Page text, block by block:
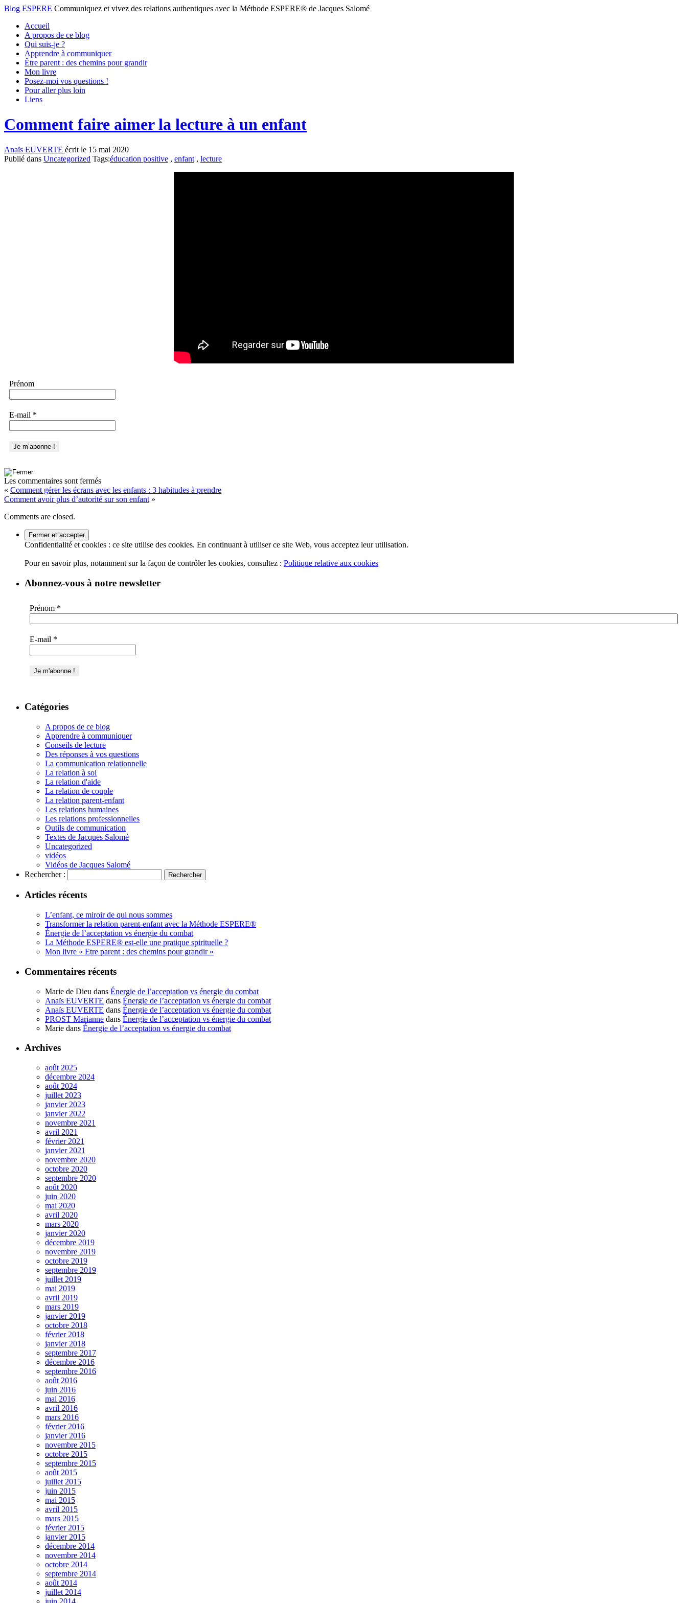
Blog ESPERE Communiquez et vivez des relations authentiques avec la Méthode ESPERE® de Jacques Salomé
Accueil
A propos de ce blog
Qui suis-je ?
Apprendre à communiquer
Être parent : des chemins pour grandir
Mon livre
Posez-moi vos questions !
Pour aller plus loin
Liens
Comment faire aimer la lecture à un enfant
Anaïs EUVERTE écrit le 15 mai 2020
Publié dans Uncategorized Tags:éducation positive , enfant , lecture
Prénom
E-mail *
Les commentaires sont fermés
« Comment gérer les écrans avec les enfants : 3 habitudes à prendre
Comment avoir plus d’autorité sur son enfant »
Comments are closed.
Confidentialité et cookies : ce site utilise des cookies. En continuant à utiliser ce site Web, vous acceptez leur utilisation.
Pour en savoir plus, notamment sur la façon de contrôler les cookies, consultez : Politique relative aux cookies
Abonnez-vous à notre newsletter
Prénom *
E-mail *
Catégories
A propos de ce blog
Apprendre à communiquer
Conseils de lecture
Des réponses à vos questions
La communication relationnelle
La relation à soi
La relation d'aide
La relation de couple
La relation parent-enfant
Les relations humaines
Les relations professionnelles
Outils de communication
Textes de Jacques Salomé
Uncategorized
vidéos
Vidéos de Jacques Salomé
Rechercher :
Articles récents
L’enfant, ce miroir de qui nous sommes
Transformer la relation parent-enfant avec la Méthode ESPERE®
Énergie de l’acceptation vs énergie du combat
La Méthode ESPERE® est-elle une pratique spirituelle ?
Mon livre « Etre parent : des chemins pour grandir »
Commentaires récents
Marie de Dieu dans Énergie de l’acceptation vs énergie du combat
Anaïs EUVERTE dans Énergie de l’acceptation vs énergie du combat
Anaïs EUVERTE dans Énergie de l’acceptation vs énergie du combat
PROST Marianne dans Énergie de l’acceptation vs énergie du combat
Marie dans Énergie de l’acceptation vs énergie du combat
Archives
août 2025
décembre 2024
août 2024
juillet 2023
janvier 2023
janvier 2022
novembre 2021
avril 2021
février 2021
janvier 2021
novembre 2020
octobre 2020
septembre 2020
août 2020
juin 2020
mai 2020
avril 2020
mars 2020
janvier 2020
décembre 2019
novembre 2019
octobre 2019
septembre 2019
juillet 2019
mai 2019
avril 2019
mars 2019
janvier 2019
octobre 2018
février 2018
janvier 2018
septembre 2017
décembre 2016
septembre 2016
août 2016
juin 2016
mai 2016
avril 2016
mars 2016
février 2016
janvier 2016
novembre 2015
octobre 2015
septembre 2015
août 2015
juillet 2015
juin 2015
mai 2015
avril 2015
mars 2015
février 2015
janvier 2015
décembre 2014
novembre 2014
octobre 2014
septembre 2014
août 2014
juillet 2014
juin 2014